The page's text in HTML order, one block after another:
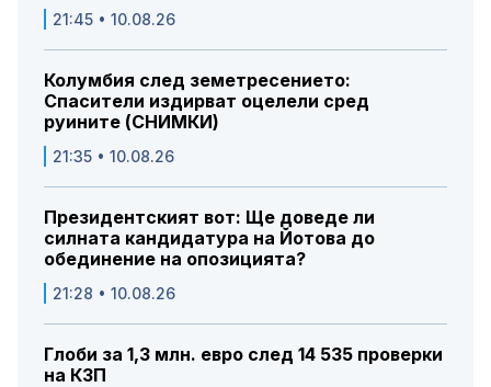
21:45 • 10.08.26
Колумбия след земетресението:
Спасители издирват оцелели сред
руините (СНИМКИ)
21:35 • 10.08.26
Президентският вот: Ще доведе ли
силната кандидатура на Йотова до
обединение на опозицията?
21:28 • 10.08.26
Глоби за 1,3 млн. евро след 14 535 проверки
на КЗП